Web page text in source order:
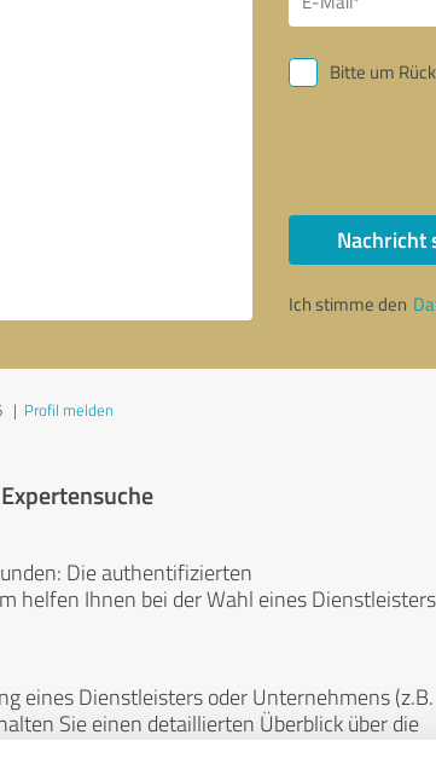
Bitte um
Nachricht
Ich stimme den
| Profil melden
Die authentifizierten
helfen Ihnen bei der Wahl eines Dienstleisters
eines Dienstleisters oder Unternehmens (z.B.
Sie einen detaillierten Überblick über die